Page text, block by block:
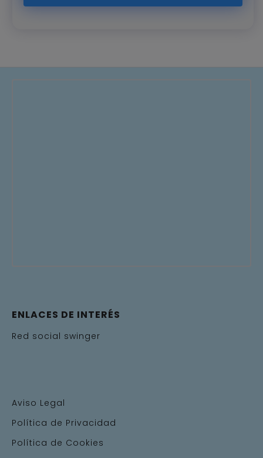
ENLACES DE INTERÉS
Red social swinger
Aviso Legal
Política de Privacidad
Política de Cookies